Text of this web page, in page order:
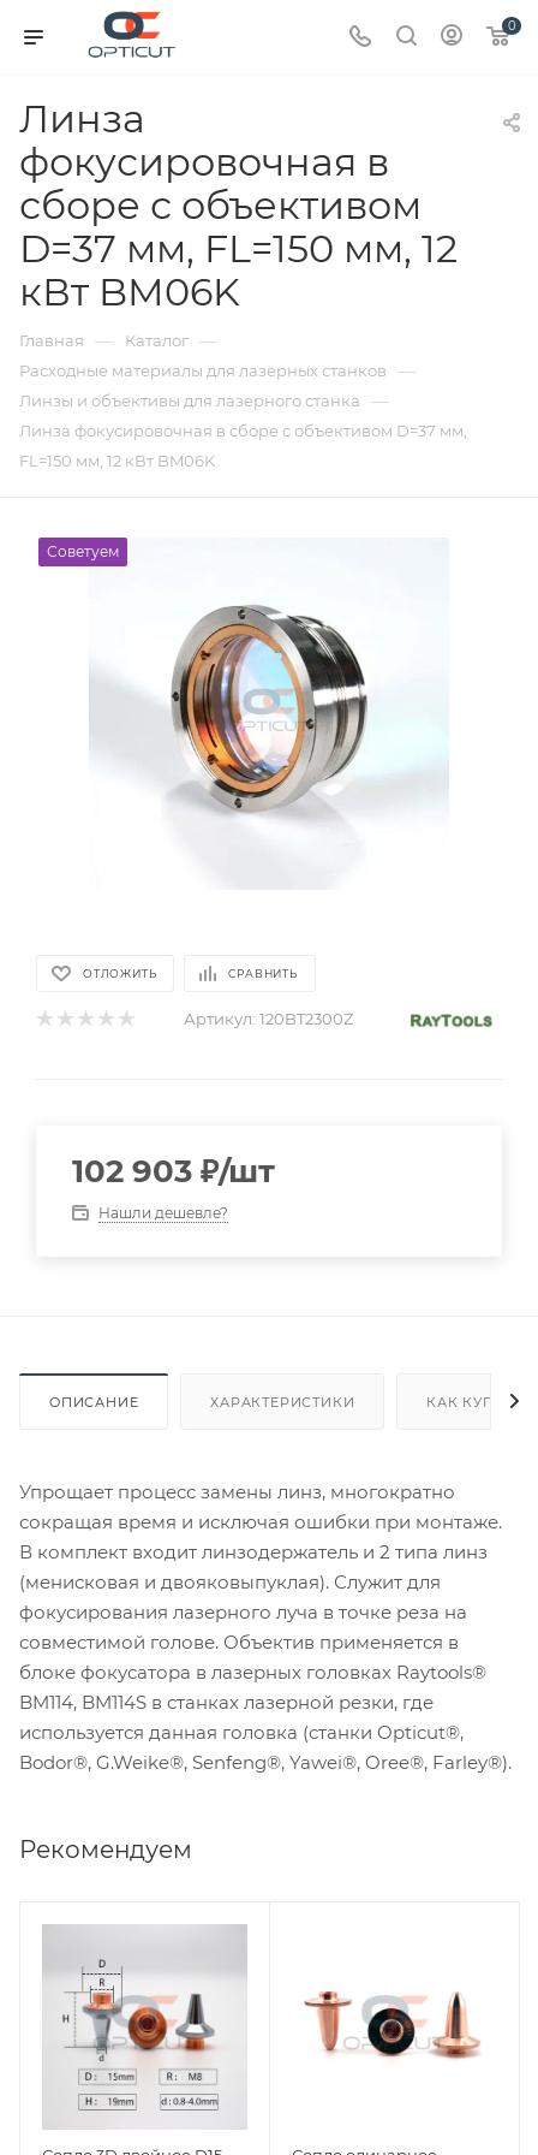
0
Линза
фокусировочная в
сборе с объективом
D=37 мм, FL=150 мм, 12
кВт BM06K
Главная — Каталог —
Расходные материалы для лазерных станков —
Линзы и объективы для лазерного станка —
Линза фокусировочная в сборе с объективом D=37 мм,
FL=150 мм, 12 кВт BM06K
Советуем
ОТЛОЖИТЬ СРАВНИТЬ
Артикул: 120BT2300Z
102 903 ₽/шт
Нашли дешевле?
ОПИСАНИЕ ХАРАКТЕРИСТИКИ КАК КУПИТЬ
Упрощает процесс замены линз, многократно
сокращая время и исключая ошибки при монтаже.
В комплект входит линзодержатель и 2 типа линз
(менисковая и двояковыпуклая). Служит для
фокусирования лазерного луча в точке реза на
совместимой голове. Объектив применяется в
блоке фокусатора в лазерных головках Raytools®
BM114, BM114S в станках лазерной резки, где
используется данная головка (станки Opticut®,
Bodor®, G.Weike®, Senfeng®, Yawei®, Oree®, Farley®).
Рекомендуем